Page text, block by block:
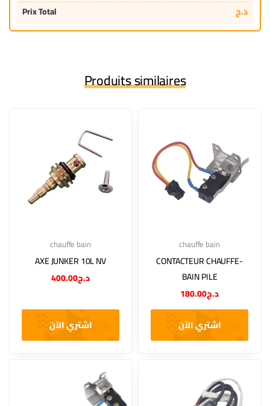
Prix Total
د.ج
Produits similaires
chauffe bain
AXE JUNKER 10L NV
د.ج400.00
اشتري الآن
chauffe bain
CONTACTEUR CHAUFFE-
BAIN PILE
د.ج180.00
اشتري الآن